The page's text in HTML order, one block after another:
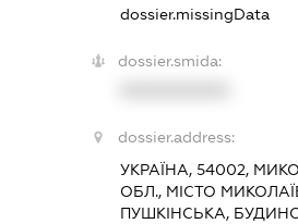
dossier.missingData
dossier.smida:
dossier.address:
УКРАЇНА, 54002,
ОБЛ., МІСТО
ПУШКІНСЬКА,